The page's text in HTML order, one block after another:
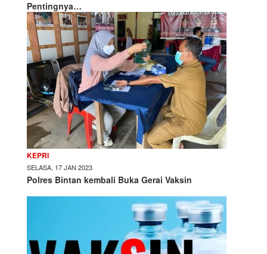
Pentingnya…
KEPRI
SELASA, 17 JAN 2023
Polres Bintan kembali Buka Gerai Vaksin